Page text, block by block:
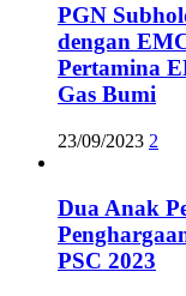
PGN
dengan
Pertamina
Gas Bumi
23/09/2023 2
Dua Anak
PSC 2023